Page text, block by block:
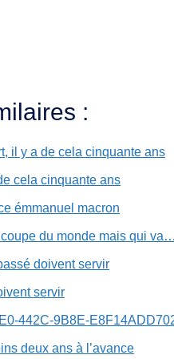
:
cela cinquante ans
du monde mais qui
servir
deux ans à l’avance